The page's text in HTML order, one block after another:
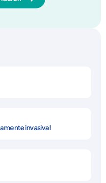
invasiva!